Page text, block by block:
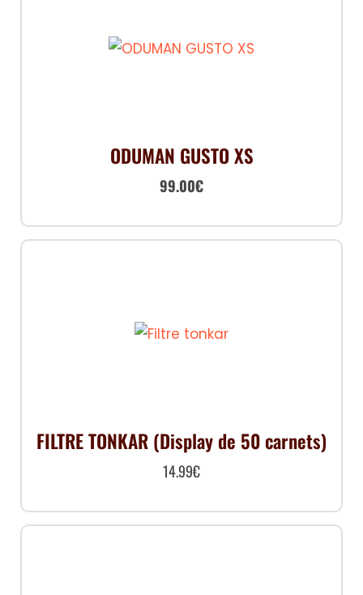
ODUMAN GUSTO XS
99.00€
FILTRE TONKAR (Display de 50 carnets)
14.99€